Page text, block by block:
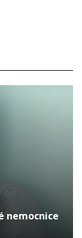
nemocnice